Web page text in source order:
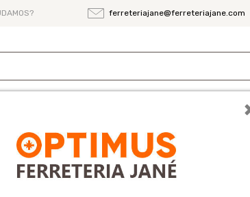
ferreteriajane@ferreteriajane.com